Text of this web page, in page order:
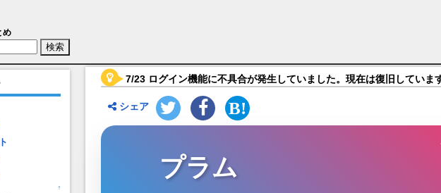
らゆい(非公開))【フラワーナイトガール FLOWER KNIGHT GIRL】キャラ
め
↑
7/23 ログイン機能に不具合が発生していました。現在は復旧していま
シェア
プラム